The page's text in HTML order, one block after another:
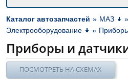
Каталог автозапчастей » МАЗ »
Электрооборудование
»
Приборы и
ПОСМОТРЕТЬ НА СХЕМАХ